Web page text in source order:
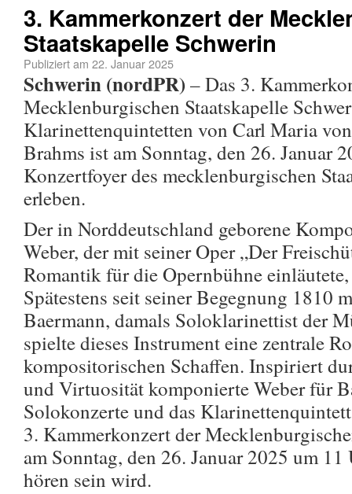
3. Kammerkonzert der
Staatskapelle Schwerin
Publiziert am 22. Januar 2025
Schwerin (nordPR)– Das 3.
Mecklenburgischen Staatskapelle
Klarinettenquintetten von Carl Maria
Brahms ist am Sonntag, den 26. Januar
Konzertfoyer des mecklenburgischen
erleben.
Der in Norddeutschland geborene
Weber, der mit seiner Oper „Der
Romantik für die Opernbühne
Spätestens seit seiner Begegnung 1810
Baermann, damals Soloklarinettist der
spielte dieses Instrument eine zentrale
kompositorischen Schaffen. Inspiriert
und Virtuosität komponierte Weber für
Solokonzerte und das
3. Kammerkonzert der
am Sonntag, den 26. Januar 2025 um
hören sein wird.